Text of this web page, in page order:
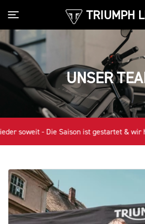
TRIUMPH
Toggle navigation
UNSER
- Die Saison ist gestartet & wir haben